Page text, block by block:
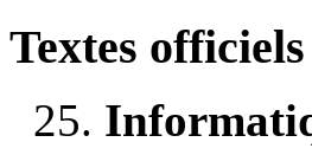
Textes officiels